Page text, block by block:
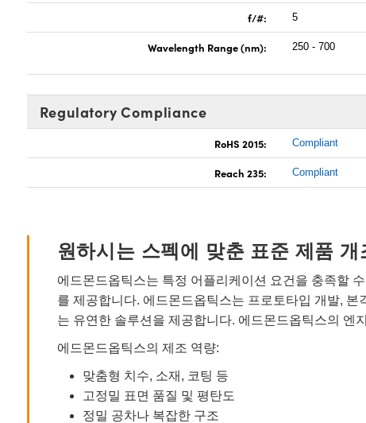
f/#: 5
Wavelength Range (nm): 250 - 700
Regulatory Compliance
RoHS 2015: Compliant
Reach 235: Compliant
원하시는 스펙에 맞춘 표준 제품
에드몬드옵틱스는 특정 어플리케이션 요건을 충족할
를 제공합니다. 에드몬드옵틱스는 프로토타입 개발,
는 유연한 솔루션을 제공합니다. 에드몬드옵틱스의 엔
에드몬드옵틱스의 제조 역량:
맞춤형 치수, 소재, 코팅 등
고정밀 표면 품질 및 평탄도
정밀 공차나 복잡한 구조